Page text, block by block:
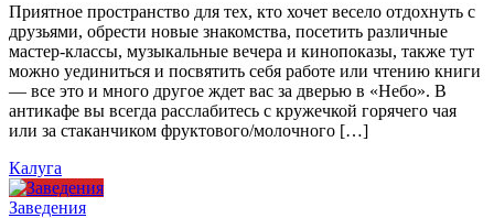
Приятное пространство для тех, кто хочет весело отдохнуть с
друзьями, обрести новые знакомства, посетить различные
мастер-классы, музыкальные вечера и кинопоказы, также тут
можно уединиться и посвятить себя работе или чтению книги
— все это и много другое ждет вас за дверью в «Небо». В
антикафе вы всегда расслабитесь с кружечкой горячего чая
или за стаканчиком фруктового/молочного […]
Калуга
Заведения